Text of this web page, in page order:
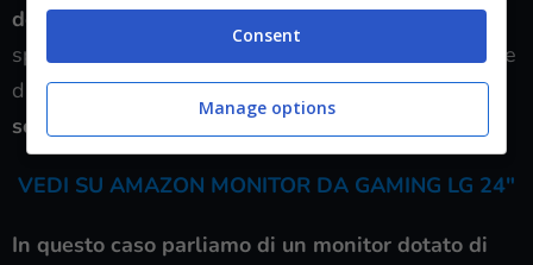
dell’LG Monitor da 24″che è perfetto per chi vuole
spendere pochissimo e avere uno schermo efficiente
dato checon lo sconto del 36% puoi pagarlo
solamente 69€
VEDI SU AMAZON MONITOR DA GAMING LG 24″
In questo caso parliamo di un monitor dotato di
Consent
Manage options